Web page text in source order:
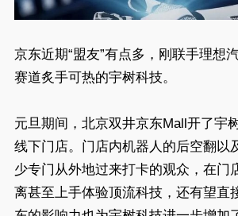
京东近期“盟友”有点多，刚联手理想
赛道炙手可热的宇树科技。
元旦期间，北京双井京东Mall开了宇
线下门店。门店内机器人的后空翻以
少专门从外地过来打卡的观众，在门
离甚至上手体验顶流科技，还有望直